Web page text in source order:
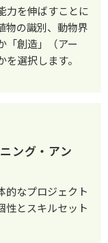
力を伸ばすことに
物の識別、動物界
「創造」（アー
選択します。
ング・アン
的なプロジェクト
性とスキルセット